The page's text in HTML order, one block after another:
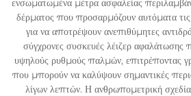
ενσωματωμένα μέτρα ασφαλείας
δέρματος που προσαρμόζουν αυτόματα
για να αποτρέψουν ανεπιθύμητες
σύγχρονες συσκευές λέιζερ
υψηλούς ρυθμούς παλμών, επιτρέποντας
που μπορούν να καλύψουν σημαντικές
λίγων λεπτών. Η ανθρωπομετρική